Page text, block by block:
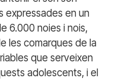
expressades en un
6.000 noies i nois,
les comarques de la
que serveixen
adolescents, i el